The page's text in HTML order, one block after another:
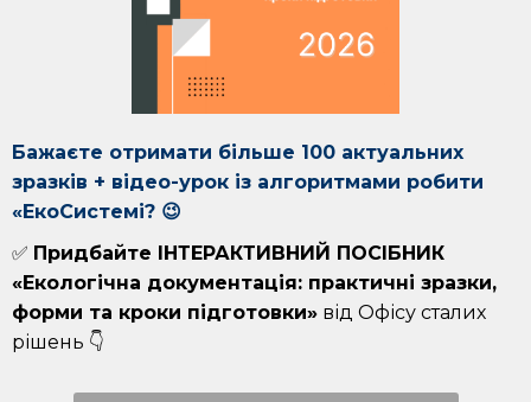
Бажаєте отримати більше 100 актуальних
зразків + відео-урок із алгоритмами робити
«ЕкоСистемі? 😉
✅ Придбайте ІНТЕРАКТИВНИЙ ПОСІБНИК
«Екологічна документація: практичні зразки,
форми та кроки підготовки» від Офісу сталих
рішень 👇